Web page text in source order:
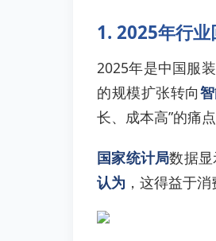
1. 2025年行业
2025年是中国服
的规模扩张转向
长、成本高”的痛点
国家统计局数据
认为 ，这得益于